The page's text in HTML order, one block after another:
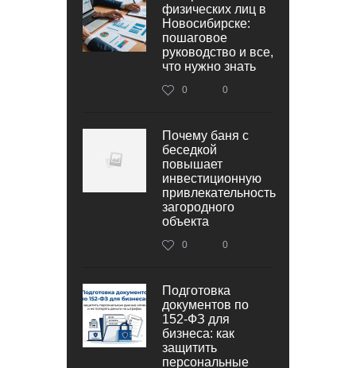
физических лиц в
Новосибирске:
пошаговое
руководство и все,
что нужно знать
0 0
Почему баня с
беседкой
повышает
инвестиционную
привлекательность
загородного
объекта
0 0
Подготовка
документов по
152‑ФЗ для
бизнеса: как
защитить
персональные